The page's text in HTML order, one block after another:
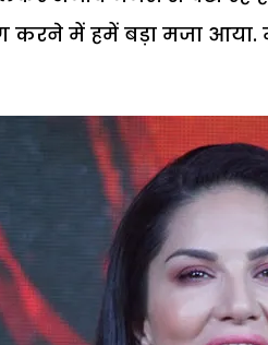
करने में हमें बड़ा मजा आया.